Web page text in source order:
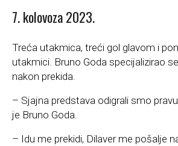
7. kolovoza 2023.
Treća utakmica, treći gol glavom i
utakmici. Bruno Goda specijalizirao
nakon prekida.
– Sjajna predstava odigrali smo
je Bruno Goda.
– Idu me prekidi, Dilaver me pošalje